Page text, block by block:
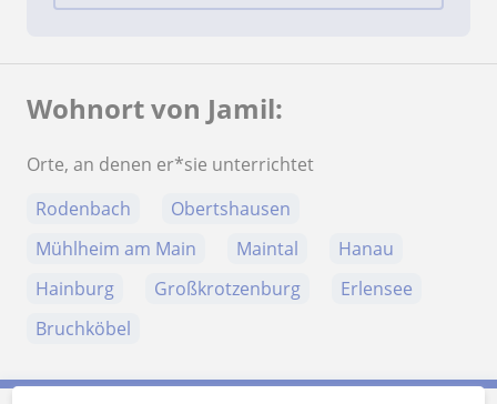
Wohnort von Jamil:
Orte, an denen er*sie unterrichtet
Rodenbach
Obertshausen
Mühlheim am Main
Maintal
Hanau
Hainburg
Großkrotzenburg
Erlensee
Bruchköbel